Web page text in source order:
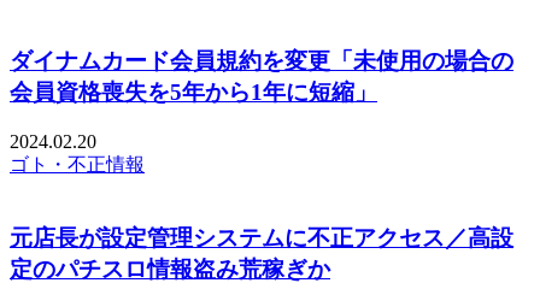
ダイナムカード会員規約を変更「未使用の場合の
会員資格喪失を5年から1年に短縮」
2024.02.20
ゴト・不正情報
元店長が設定管理システムに不正アクセス／高設
定のパチスロ情報盗み荒稼ぎか